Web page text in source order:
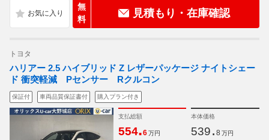
無
料
見積もり・在庫確認
トヨタ
ハリアー 2.5 ハイブリッド Z レザーパッケージ ナイトシェー
ド 衝突軽減 Pセンサー Rクルコン
保証付 車両品質保証書付 購入プラン付き
支払総額
554.6 万円
本体価格
539. 8 万円